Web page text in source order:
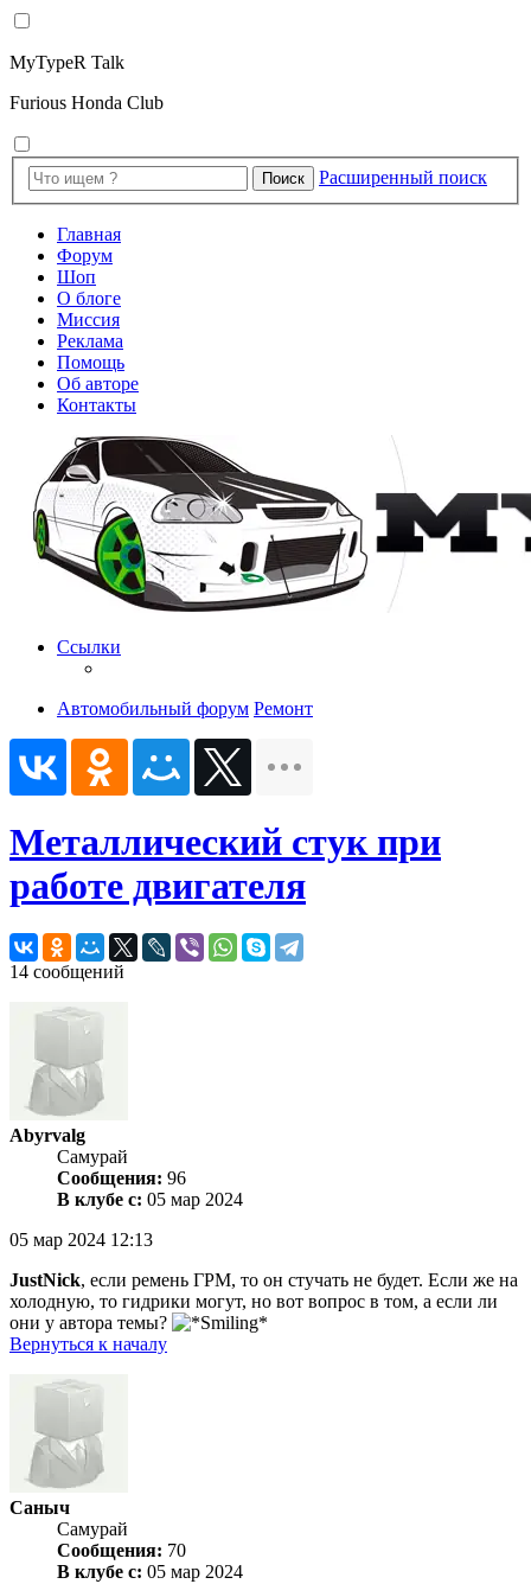
MyTypeR Talk
Furious Honda Club
Поиск Расширенный поиск
Главная
Форум
Шоп
О блоге
Миссия
Реклама
Помощь
Об авторе
Контакты
Ссылки
Автомобильный форум Ремонт
Металлический стук при
работе двигателя
14 сообщений
Abyrvalg
Самурай
Сообщения: 96
В клубе с: 05 мар 2024
05 мар 2024 12:13
JustNick, если ремень ГРМ, то он стучать не будет. Если же на
холодную, то гидрики могут, но вот вопрос в том, а если ли
они у автора темы?
Вернуться к началу
Саныч
Самурай
Сообщения: 70
В клубе с: 05 мар 2024